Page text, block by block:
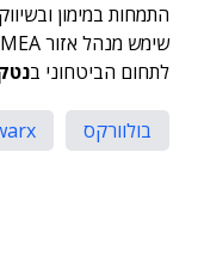
התמחות במימון
שימש מנהל אזור EMEA ב-
לתחום הביטחוני ב
בולוורקס